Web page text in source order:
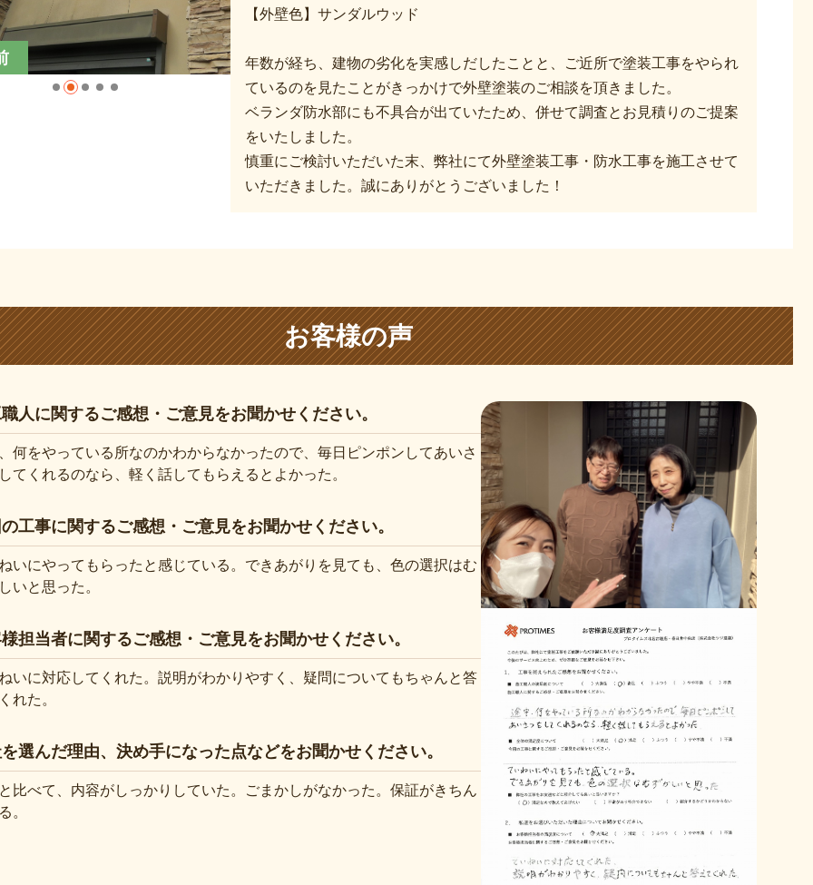
【外壁色】サンダルウッド
年数が経ち、建物の劣化を実感しだしたことと、ご近所で塗装工事をやられ
ているのを見たことがきっかけで外壁塗装のご相談を頂きました。
ベランダ防水部にも不具合が出ていたため、併せて調査とお見積りのご提案
をいたしました。
慎重にご検討いただいた末、弊社にて外壁塗装工事・防水工事を施工させて
いただきました。誠にありがとうございました！
お客様の声
人に関するご感想・ご意見をお聞かせください。
何をやっている所なのかわからなかったので、毎日ピンポンしてあいさ
てくれるのなら、軽く話してもらえるとよかった。
工事に関するご感想・ご意見をお聞かせください。
いにやってもらったと感じている。できあがりを見ても、色の選択はむ
いと思った。
担当者に関するご感想・ご意見をお聞かせください。
いに対応してくれた。説明がわかりやすく、疑問についてもちゃんと答
れた。
選んだ理由、決め手になった点などをお聞かせください。
比べて、内容がしっかりしていた。ごまかしがなかった。保証がきちん
。